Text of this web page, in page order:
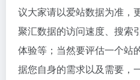
议大家请以爱站数据为准，
聚汇数据的访问速度、搜索
体验等；当然要评估一个站
据您自身的需求以及需要，